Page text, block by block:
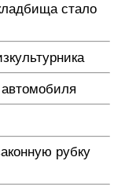
стало
рубку